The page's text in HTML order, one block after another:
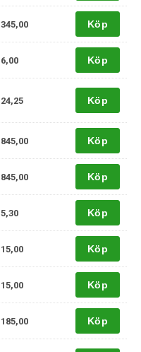
345,00 Köp
6,00 Köp
24,25 Köp
845,00 Köp
845,00 Köp
5,30 Köp
15,00 Köp
15,00 Köp
185,00 Köp